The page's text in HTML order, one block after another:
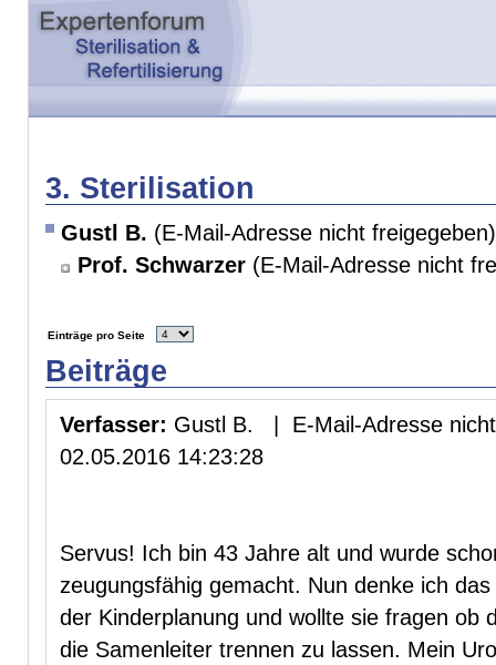
3. Sterilisation
Gustl B. (E-Mail-Adresse nicht freigegeben)
Prof. Schwarzer (E-Mail-Adresse nicht
Einträge pro Seite
Beiträge
Verfasser: Gustl B. | E-Mail-Adresse
02.05.2016 14:23:28
Servus! Ich bin 43 Jahre alt und wurde
zeugungsfähig gemacht. Nun denke ich
der Kinderplanung und wollte sie fragen ob
die Samenleiter trennen zu lassen. Mein